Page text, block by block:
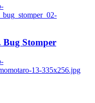
Bug Stomper
13-335x256.jpg